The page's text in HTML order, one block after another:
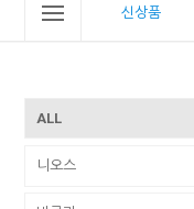
신상품
ALL
니오스